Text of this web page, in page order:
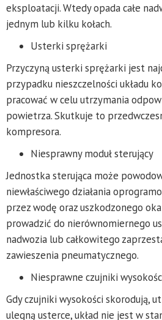
eksploatacji. Wtedy opada całe
jednym lub kilku kołach.
Usterki sprężarki
Przyczyną usterki sprężarki jest
przypadku nieszczelności układu
pracować w celu utrzymania
powietrza. Skutkuje to
kompresora.
Niesprawny moduł sterujący
Jednostka sterująca może
niewłaściwego działania
przez wodę oraz uszkodzonego
prowadzić do nierównomiernego
nadwozia lub całkowitego
zawieszenia pneumatycznego.
Niesprawne czujniki
Gdy czujniki wysokości skorodują,
ulegną usterce, układ nie jest w